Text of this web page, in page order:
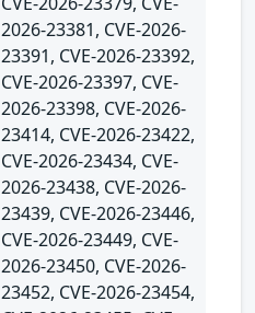
2026-23381, CVE-2026-
23391, CVE-2026-23392,
CVE-2026-23397, CVE-
2026-23398, CVE-2026-
23414, CVE-2026-23422,
CVE-2026-23434, CVE-
2026-23438, CVE-2026-
23439, CVE-2026-23446,
CVE-2026-23449, CVE-
2026-23450, CVE-2026-
23452, CVE-2026-23454,